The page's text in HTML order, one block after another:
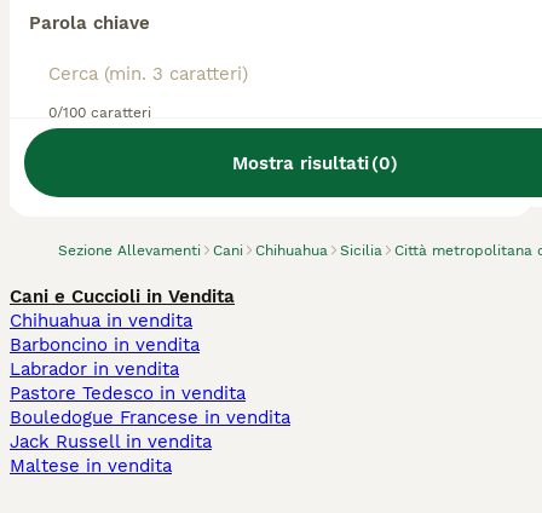
Parola chiave
0/100 caratteri
Mostra risultati(0)
Sezione Allevamenti Cani Chihuahua Sicilia Città metropolitana
Abbiamo trovato 0 Allevamento di
Chihuahua, Messina.
Cani e Cuccioli in Vendita
Chihuahua in vendita
Barboncino in vendita
Labrador in vendita
Pastore Tedesco in vendita
Bouledogue Francese in vendita
Jack Russell in vendita
Maltese in vendita